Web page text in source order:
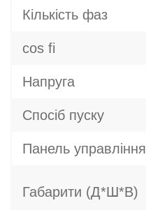
Кількість фаз
cos fi
Напруга
Спосіб пуску
Панель управління
Габарити (Д*Ш*В)